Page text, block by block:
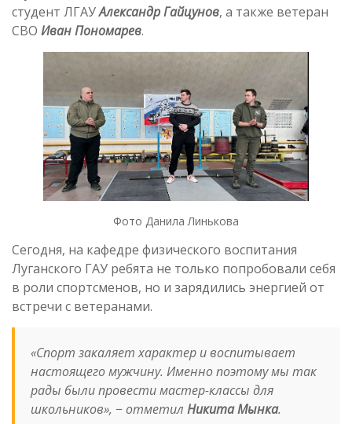
студент ЛГАУАлександр Гайцунов, а также ветеран
СВО Иван Пономарев.
Фото Данила Линькова
Сегодня, на кафедре физического воспитания
Луганского ГАУ ребята не только попробовали себя
в роли спортсменов, но и зарядились энергией от
встречи с ветеранами.
«Спорт закаляет характер и воспитывает
настоящего мужчину. Именно поэтому мы так
рады были провести мастер-классы для
школьников», − отметил Никита Мынка.